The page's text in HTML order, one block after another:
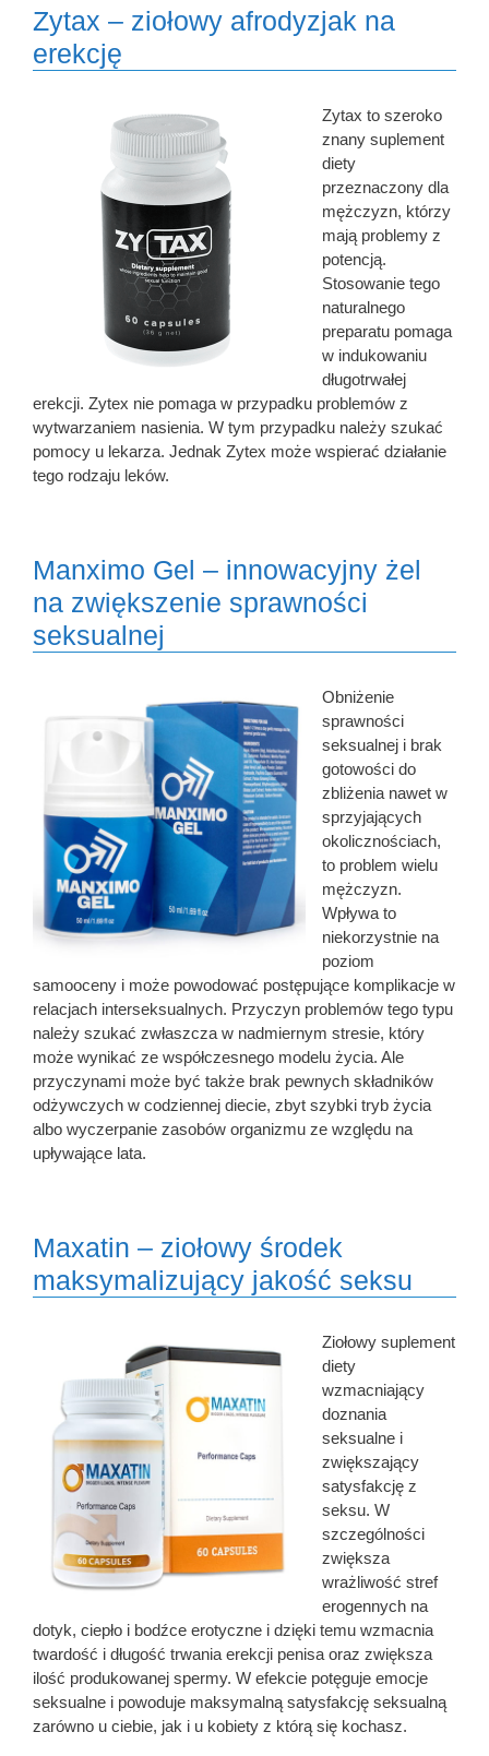
Zytax – ziołowy afrodyzjak na
erekcję
Zytax to szeroko
znany suplement
diety
przeznaczony dla
mężczyzn, którzy
mają problemy z
potencją.
Stosowanie tego
naturalnego
preparatu pomaga
w indukowaniu
długotrwałej
erekcji. Zytex nie pomaga w przypadku problemów z
wytwarzaniem nasienia. W tym przypadku należy szukać
pomocy u lekarza. Jednak Zytex może wspierać działanie
tego rodzaju leków.
Manximo Gel – innowacyjny żel
na zwiększenie sprawności
seksualnej
Obniżenie
sprawności
seksualnej i brak
gotowości do
zbliżenia nawet w
sprzyjających
okolicznościach,
to problem wielu
mężczyzn.
Wpływa to
niekorzystnie na
poziom
samooceny i może powodować postępujące komplikacje w
relacjach interseksualnych. Przyczyn problemów tego typu
należy szukać zwłaszcza w nadmiernym stresie, który
może wynikać ze współczesnego modelu życia. Ale
przyczynami może być także brak pewnych składników
odżywczych w codziennej diecie, zbyt szybki tryb życia
albo wyczerpanie zasobów organizmu ze względu na
upływające lata.
Maxatin – ziołowy środek
maksymalizujący jakość seksu
Ziołowy suplement
diety
wzmacniający
doznania
seksualne i
zwiększający
satysfakcję z
seksu. W
szczególności
zwiększa
wrażliwość stref
erogennych na
dotyk, ciepło i bodźce erotyczne i dzięki temu wzmacnia
twardość i długość trwania erekcji penisa oraz zwiększa
ilość produkowanej spermy. W efekcie potęguje emocje
seksualne i powoduje maksymalną satysfakcję seksualną
zarówno u ciebie, jak i u kobiety z którą się kochasz.